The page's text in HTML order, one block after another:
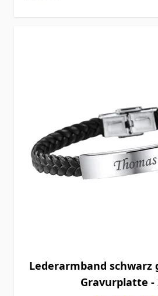
Lederarmband
Gravurplatte -